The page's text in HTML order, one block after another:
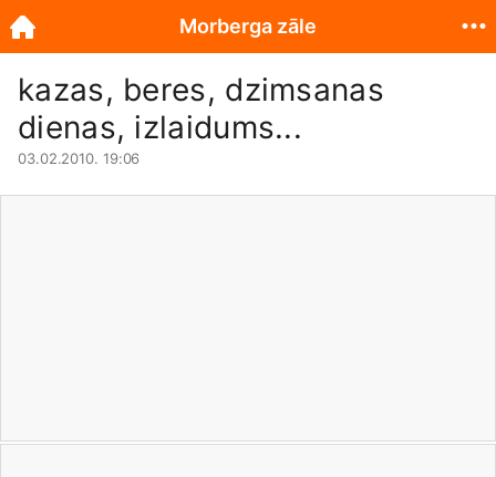
kazas, beres, dzimsanas
dienas, izlaidums...
03.02.2010. 19:06
Morberga zāle